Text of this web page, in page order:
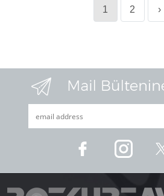
1 2 ›